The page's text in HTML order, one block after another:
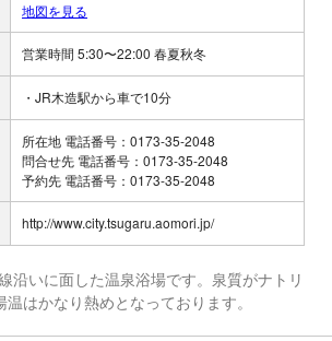
地図を見る
営業時間 5:30〜22:00 春夏秋冬
・JR木造駅から車で10分
所在地 電話番号：0173-35-2048
問合せ先 電話番号：0173-35-2048
予約先 電話番号：0173-35-2048
http://www.city.tsugaru.aomori.jp/
沿いに面した温泉浴場です。泉質がナトリ
はかなり熱めとなっております。